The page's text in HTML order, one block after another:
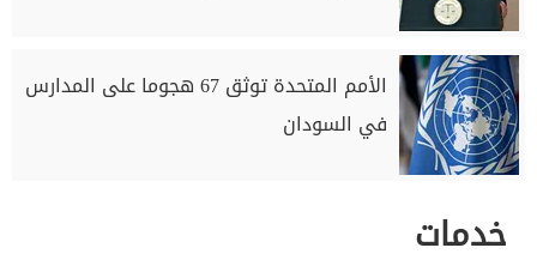
الأمم المتحدة توثق 67 هجوما على المدارس
في السودان
خدمات